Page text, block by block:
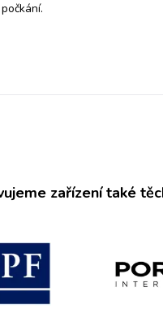
zařízení také